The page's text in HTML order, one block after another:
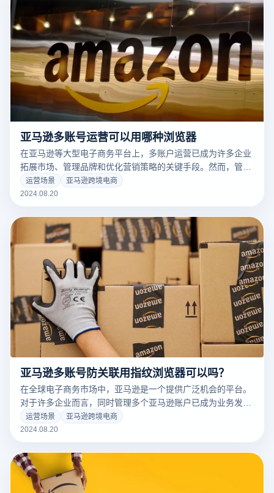
其在现代经济中的影响。
亚马逊多账号运营可以用哪种浏览器
在亚马逊等大型电子商务平台上，多账户运营已成为许多企业
拓展市场、管理品牌和优化营销策略的关键手段。然而，管理
多个账户时，必须确保各账户之间的隔离，以避免因操作环境
相似而导致的账户关联问题。为实现高效且安全的多账户管
多账户运营的浏览器类型，并介绍如何通过这些工具确保账户
的独立性和安全性。
运营场景
亚马逊跨境电商
2024.08.20
亚马逊多账号防关联用指纹浏览器可以吗？
在全球电子商务市场中，亚马逊是一个提供广泛机会的平台。
对于许多企业而言，同时管理多个亚马逊账户已成为业务发展
中的必要策略。为了有效防止账户关联，许多企业转向使用指
纹浏览器。指纹浏览器通过模拟不同的浏览环境来隔离多个账
将探讨如何利用指纹浏览器在亚马逊多账户操作中帮助商家实
现账户隔离。
运营场景
亚马逊跨境电商
2024.08.20